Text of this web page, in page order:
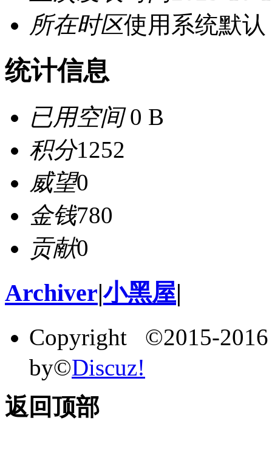
所在时区使用系统默认
统计信息
已用空间0 B
积分1252
威望0
金钱780
贡献0
Archiver|小黑屋|
Copyright ©2015-
by©Discuz!
返回顶部